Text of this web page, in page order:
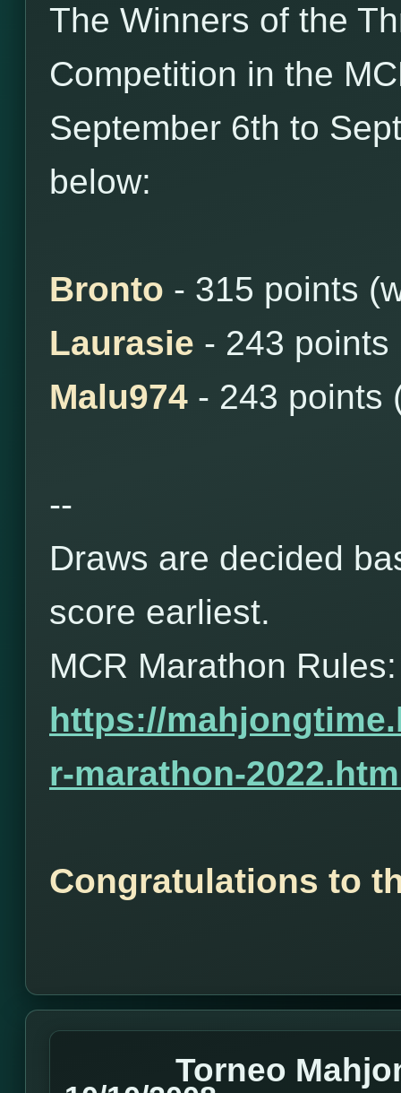
The Winners of the
Competition in the
September 6th to
below:
Bronto - 315 points
Laurasie - 243 points
Malu974 - 243 points
--
Draws are decided
score earliest.
MCR Marathon Rules:
https://
r-marathon-
Congratulations to
Torneo